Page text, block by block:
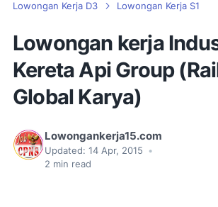
Lowongan Kerja D3
Lowongan Kerja S1
Lowongan kerja
Kereta Api Group
Global Karya)
Lowongankerja15.com
Updated: 14 Apr, 2015
•
2 min read